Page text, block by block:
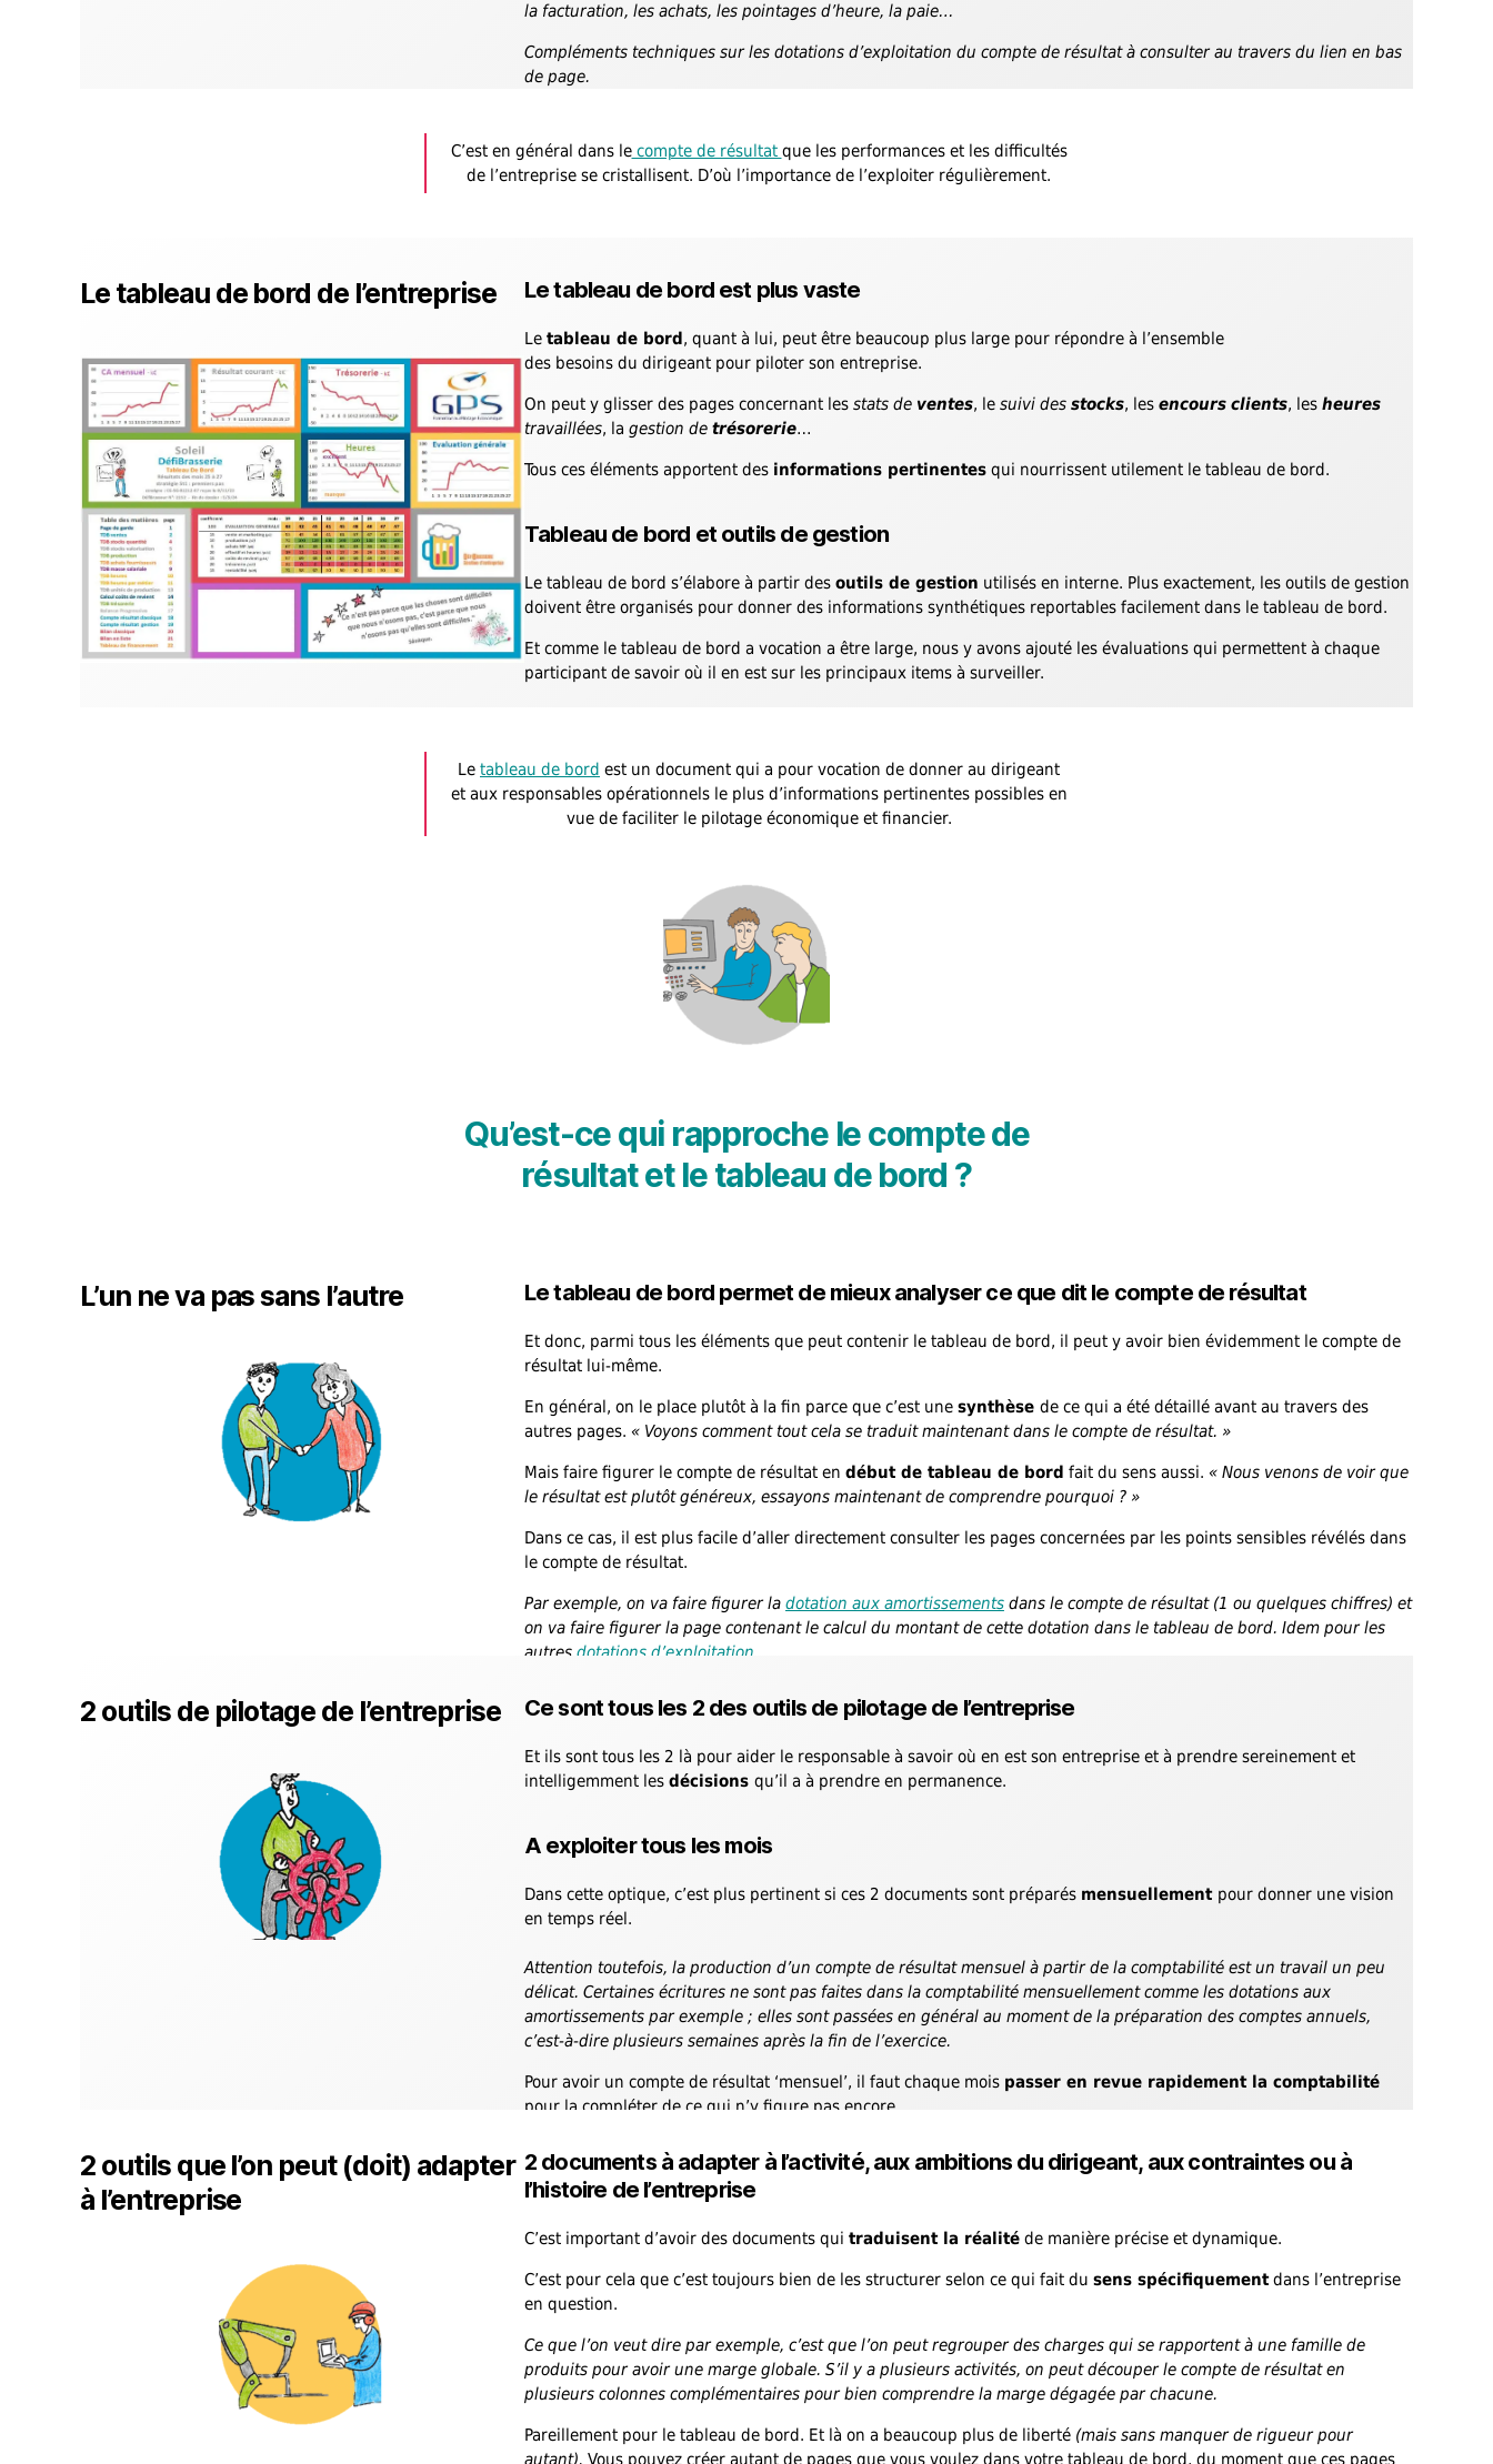
la facturation, les achats, les pointages d’heure, la paie…
Compléments techniques sur les dotations d’exploitation du compte de résultat à consulter au travers du lien en bas
de page.
C’est en général dans lecompte de résultat que les performances et les difficultés
de l’entreprise se cristallisent. D’où l’importance de l’exploiter régulièrement.
Le tableau de bord de l’entreprise Le tableau de bord est plus vaste
Le tableau de bord, quant à lui, peut être beaucoup plus large pour répondre à l’ensemble
des besoins du dirigeant pour piloter son entreprise.
On peut y glisser des pages concernant les stats de ventes, le suivi des stocks, les encours clients, les heures
travaillées, la gestion de trésorerie…
Tous ces éléments apportent des informations pertinentesqui nourrissent utilement le tableau de bord.
Tableau de bord et outils de gestion
Le tableau de bord s’élabore à partir des outils de gestion utilisés en interne. Plus exactement, les outils de gestion
doivent être organisés pour donner des informations synthétiques reportables facilement dans le tableau de bord.
Et comme le tableau de bord a vocation a être large, nous y avons ajouté les évaluations qui permettent à chaque
participant de savoir où il en est sur les principaux items à surveiller.
Le tableau de bord est un document qui a pour vocation de donner au dirigeant
et aux responsables opérationnels le plus d’informations pertinentes possibles en
vue de faciliter le pilotage économique et financier.
Qu’est-ce qui rapproche le compte de
résultat et le tableau de bord ?
L’un ne va pas sans l’autre Le tableau de bord permet de mieux analyser ce que dit le compte de résultat
Et donc, parmi tous les éléments que peut contenir le tableau de bord, il peut y avoir bien évidemment le compte de
résultat lui-même.
En général, on le place plutôt à la fin parce que c’est une synthèse de ce qui a été détaillé avant au travers des
autres pages. « Voyons comment tout cela se traduit maintenant dans le compte de résultat. »
Mais faire figurer le compte de résultat en début de tableau de bord fait du sens aussi. « Nous venons de voir que
le résultat est plutôt généreux, essayons maintenant de comprendre pourquoi ? »
Dans ce cas, il est plus facile d’aller directement consulter les pages concernées par les points sensibles révélés dans
le compte de résultat.
Par exemple, on va faire figurer la dotation aux amortissementsdans le compte de résultat (1 ou quelques chiffres) et
on va faire figurer la page contenant le calcul du montant de cette dotation dans le tableau de bord. Idem pour les
autres dotations d’exploitation
2 outils de pilotage de l’entreprise Ce sont tous les 2 des outils de pilotage de l’entreprise
Et ils sont tous les 2 là pour aider le responsable à savoir où en est son entreprise et à prendre sereinement et
intelligemment les décisions qu’il a à prendre en permanence.
A exploiter tous les mois
Dans cette optique, c’est plus pertinent si ces 2 documents sont préparés mensuellement pour donner une vision
en temps réel.
Attention toutefois, la production d’un compte de résultat mensuel à partir de la comptabilité est un travail un peu
délicat. Certaines écritures ne sont pas faites dans la comptabilité mensuellement comme les dotations aux
amortissements par exemple ; elles sont passées en général au moment de la préparation des comptes annuels,
c’est-à-dire plusieurs semaines après la fin de l’exercice.
Pour avoir un compte de résultat ‘mensuel’, il faut chaque mois passer en revue rapidement la comptabilité
pour la compléter de ce qui n’y figure pas encore.
2 outils que l’on peut (doit) adapter
à l’entreprise
2 documents à adapter à l’activité, aux ambitions du dirigeant, aux contraintes ou à
l’histoire de l’entreprise
C’est important d’avoir des documents qui traduisent la réalitéde manière précise et dynamique.
C’est pour cela que c’est toujours bien de les structurer selon ce qui fait du sens spécifiquementdans l’entreprise
en question.
Ce que l’on veut dire par exemple, c’est que l’on peut regrouper des charges qui se rapportent à une famille de
produits pour avoir une marge globale. S’il y a plusieurs activités, on peut découper le compte de résultat en
plusieurs colonnes complémentaires pour bien comprendre la marge dégagée par chacune.
Pareillement pour le tableau de bord. Et là on a beaucoup plus de liberté (mais sans manquer de rigueur pour
autant). Vous pouvez créer autant de pages que vous voulez dans votre tableau de bord, du moment que ces pages